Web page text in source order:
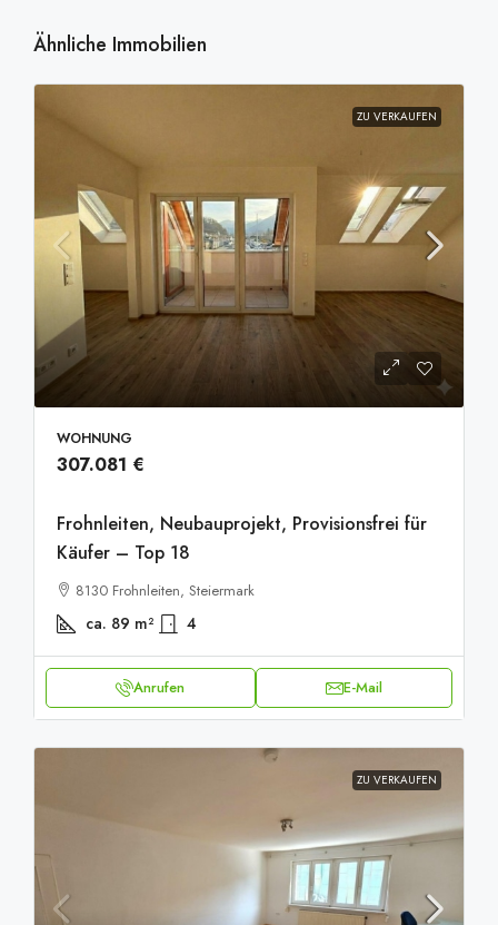
Ähnliche Immobilien
ZU VERKAUFEN
WOHNUNG
307.081 €
Frohnleiten, Neubauprojekt, Provisionsfrei für
Käufer – Top 18
8130 Frohnleiten, Steiermark
ca. 89 m² 4
Anrufen E-Mail
ZU VERKAUFEN